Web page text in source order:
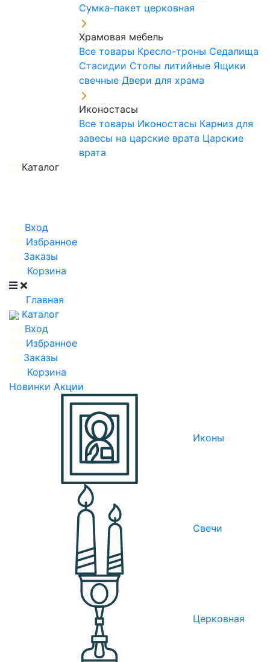
Сумка-пакет церковная
Храмовая мебель
Все товары Кресло-троны Седалища
Стасидии Столы литийные Ящики
свечные Двери для храма
Иконостасы
Все товары Иконостасы Карниз для
завесы на царские врата Царские
врата
Каталог
Вход
Избранное
Заказы
Корзина
Главная
Каталог
Вход
Избранное
Заказы
Корзина
Новинки Акции
Иконы
Свечи
Церковная